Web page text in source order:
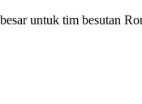
untuk tim besutan